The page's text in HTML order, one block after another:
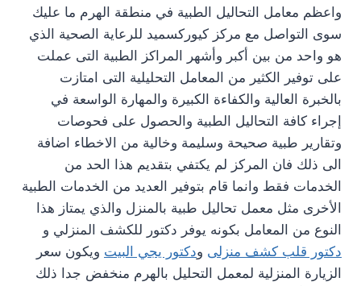
واعظم معامل التحاليل الطبية في منطقة الهرم ما عليك
سوى التواصل مع مركز كيوركسميد للرعاية الصحية الذي
هو واحد من بين أكبر وأشهر المراكز الطبية التى عملت
على توفير الكثير من المعامل التحليلية التى امتازت
بالخبرة العالية والكفاءة الكبيرة والمهارة الواسعة في
إجراء كافة التحاليل الطبية والحصول على فحوصات
وتقارير طبية صحيحة وسليمة وخالية من الاخطاء اضافة
الى ذلك فان المركز لم يكتفي بتقديم هذا الحد من
الخدمات فقط وانما قام بتوفير العديد من الخدمات الطبية
الأخرى مثل معمل تحاليل طبية بالمنزل والذي يمتاز هذا
النوع من المعامل بكونه يوفر دكتور للكشف المنزلي و
دكتور قلب كشف منزلى ودكتور يجي البيت ويكون سعر
الزيارة المنزلية لمعمل التحليل بالهرم منخفض جدا ذلك